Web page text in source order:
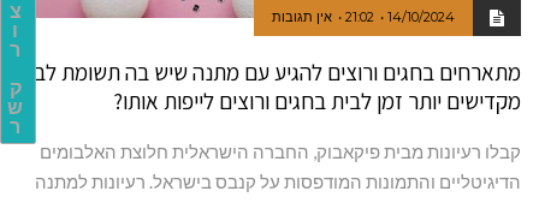
צ
ו
ר
ק
ש
ר
14/10/2024
21:02 אין תגובות
מתארחים בחגים ורוצים להגיע עם מתנה שיש בה תשומת לב?
מקדישים יותר זמן לבית בחגים ורוצים לייפות אותו?
קבלו רעיונות מבית פיקאבוק, החברה הישראלית חלוצת האלבומים
הדיגיטליים והתמונות המודפסות על קנבס בישראל. רעיונות למתנה